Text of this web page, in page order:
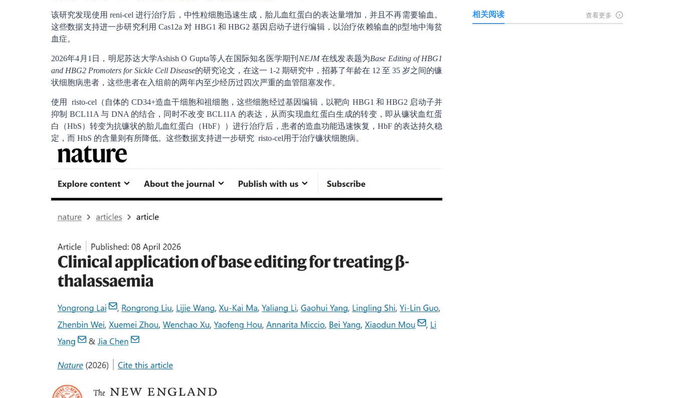
该研究发现使用 reni-cel 进行治疗后，中性粒细胞迅速生成，胎儿血红蛋白的表达量增加，并且不再需要输血。
这些数据支持进一步研究利用 Cas12a 对 HBG1 和 HBG2 基因启动子进行编辑，以治疗依赖输血的β型地中海贫
血症。
2026年4月1日，明尼苏达大学Ashish O Gupta等人在国际知名医学期刊 NEJM在线发表题为Base Editing of HBG1
and HBG2 Promoters for Sickle Cell Disease的研究论文，在这一 1-2 期研究中，招募了年龄在 12 至 35 岁之间的镰
状细胞病患者，这些患者在入组前的两年内至少经历过四次严重的血管阻塞发作。
使用 risto-cel（自体的 CD34+造血干细胞和祖细胞，这些细胞经过基因编辑，以靶向 HBG1 和 HBG2 启动子并
抑制 BCL11A 与 DNA 的结合，同时不改变 BCL11A 的表达，从而实现血红蛋白生成的转变，即从镰状血红蛋
白（HbS）转变为抗镰状的胎儿血红蛋白（HbF））进行治疗后，患者的造血功能迅速恢复，HbF 的表达持久稳
定，而 HbS 的含量则有所降低。这些数据支持进一步研究 risto-cel用于治疗镰状细胞病。
相关阅读 查看更多